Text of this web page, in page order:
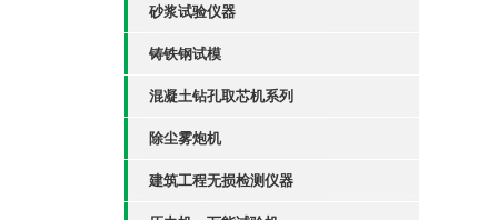
砂浆试验仪器
铸铁钢试模
混凝土钻孔取芯机系列
除尘雾炮机
建筑工程无损检测仪器